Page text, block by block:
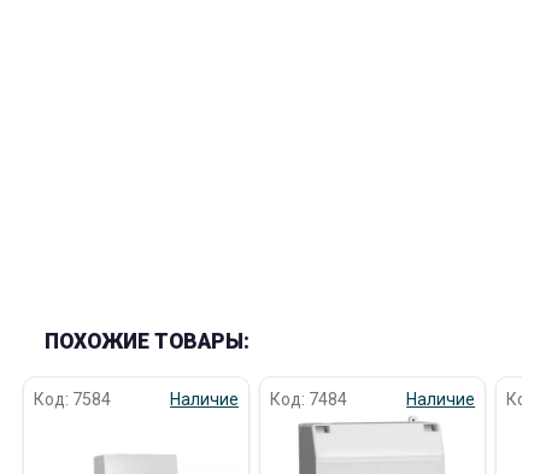
ПОХОЖИЕ ТОВАРЫ:
Код: 7584 Наличие Код: 7484 Наличие